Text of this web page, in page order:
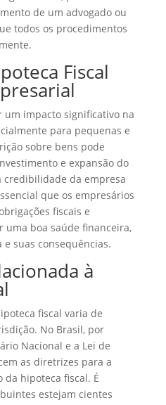
de um advogado ou
todos os procedimentos
Fiscal
um impacto significativo na
para pequenas e
sobre bens pode
e expansão do
credibilidade da empresa
que os empresários
fiscais e
uma boa saúde financeira,
suas consequências.
à
fiscal varia de
No Brasil, por
Nacional e a Lei de
as diretrizes para a
da hipoteca fiscal. É
estejam cientes